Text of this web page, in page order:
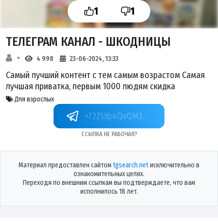
1 1
ТЕЛЕГРАМ КАНАЛ - ШКОДНИЦЫ
4 998 23-06-2024, 13:33
Самый лучший контент с тем самым возрастом Самая
лучшая приватка, первым 1000 людям скидка
Для взрослых
+72ZLYp4QvQM3MDEy
Ссылка не рабочая?
Материал предоставлен сайтомtgsearch.netисключительно в
ознакомительных целях.
Переходя по внешним ссылкам вы подтверждаете, что вам
исполнилось 18 лет.